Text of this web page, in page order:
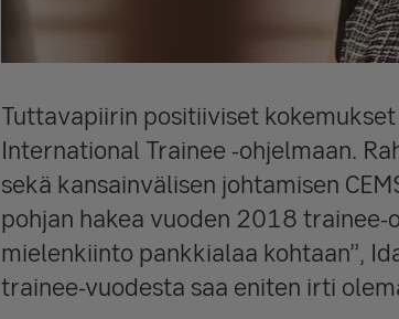
Tuttavapiirin positiiviset
International Trainee -ohjelmaan.
sekä kansainvälisen johtamisen
pohjan hakea vuoden 2018
mielenkiinto pankkialaa kohtaan”,
trainee-vuodesta saa eniten irti